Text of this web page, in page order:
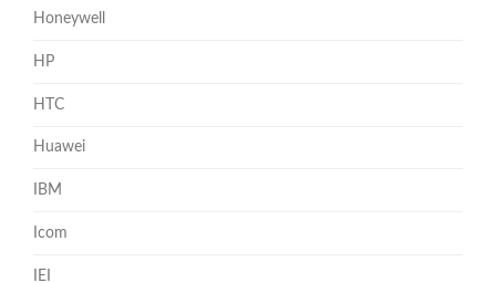
Honeywell
HP
HTC
Huawei
IBM
Icom
IEI